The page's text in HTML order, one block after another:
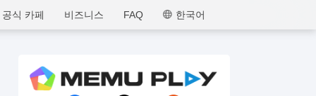
MEmu
한국어
FAQ
비즈니스
공식 카페